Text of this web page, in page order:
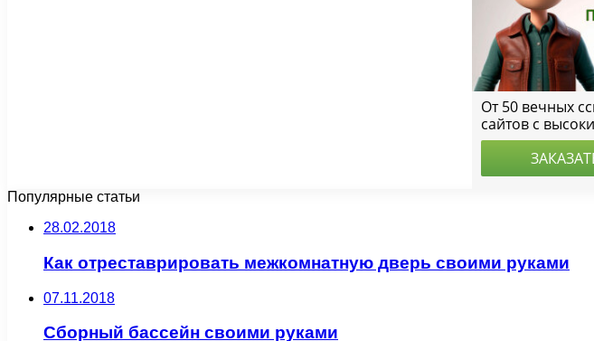
Популярные статьи
28.02.2018
Как отреставрировать межкомнатную дверь своими руками
07.11.2018
Сборный бассейн своими руками